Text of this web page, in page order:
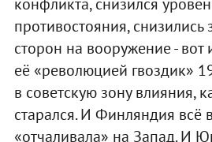
противостояния, снизились
сторон на вооружение - вот
её «революцией гвоздик»
в советскую зону влияния,
старался. И Финляндия всё
«отчаливала» на Запад. И